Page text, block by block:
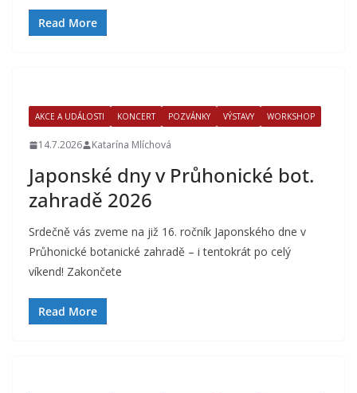
Read More
AKCE A UDÁLOSTI KONCERT POZVÁNKY VÝSTAVY WORKSHOP
14.7.2026 Katarína Mlíchová
Japonské dny v Průhonické bot.
zahradě 2026
Srdečně vás zveme na již 16. ročník Japonského dne v
Průhonické botanické zahradě – i tentokrát po celý
víkend! Zakončete
Read More